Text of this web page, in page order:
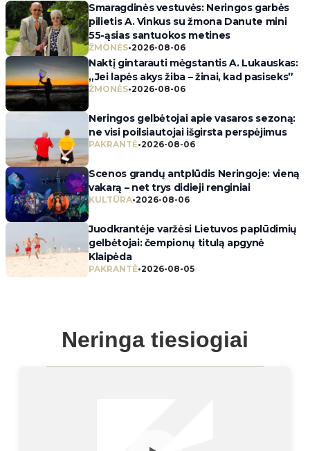
Smaragdinės vestuvės: Neringos garbės
pilietis A. Vinkus su žmona Danute mini
55-ąsias santuokos metines
ŽMONĖS•2026-08-06
Naktį gintarauti mėgstantis A. Lukauskas:
„Jei lapės akys žiba – žinai, kad pasiseks”
ŽMONĖS•2026-08-06
Neringos gelbėtojai apie vasaros sezoną:
ne visi poilsiautojai išgirsta perspėjimus
PAKRANTĖ•2026-08-06
Scenos grandų antplūdis Neringoje: vieną
vakarą – net trys didieji renginiai
KULTŪRA•2026-08-06
Juodkrantėje varžėsi Lietuvos paplūdimių
gelbėtojai: čempionų titulą apgynė
Klaipėda
PAKRANTĖ•2026-08-05
Neringa tiesiogiai